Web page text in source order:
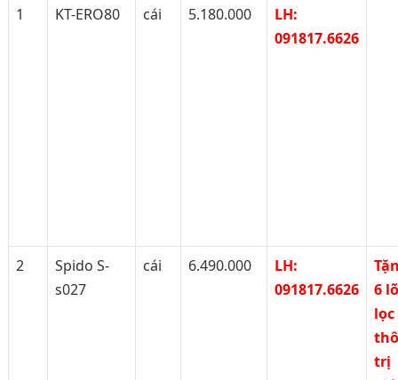
1
KT-ERO80 cái 5.180.000
LH:
091817.6626
2
Spido S-
s027
cái 6.490.000
LH:
091817.6626
6
lọc
thô
trị